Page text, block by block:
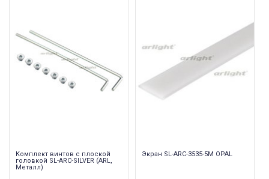
Комплект винтов с плоской
головкой SL-ARC-SILVER (ARL,
Металл)
Экран SL-ARC-3535-5M OPAL